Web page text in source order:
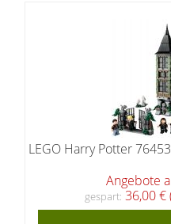
LEGO Harry Potter
Angebote
gespart: 36,00 €